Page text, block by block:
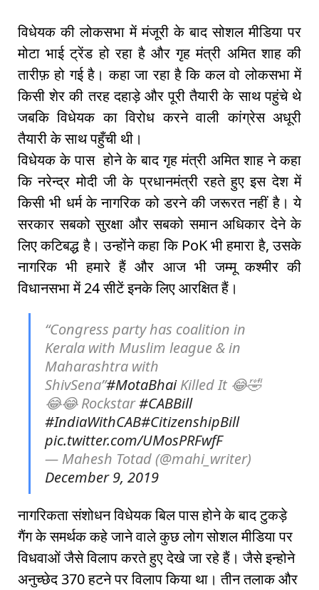
विधेयक की लोकसभा में मंजूरी के बाद सोशल मीडिया पर
मोटा भाई ट्रेंड हो रहा है और गृह मंत्री अमित शाह की
तारीफ़ हो गई है। कहा जा रहा है कि कल वो लोकसभा में
किसी शेर की तरह दहाड़े और पूरी तैयारी के साथ पहुंचे थे
जबकि विधेयक का विरोध करने वाली कांग्रेस अधूरी
तैयारी के साथ पहुँची थी।
विधेयक के पास होने के बाद गृह मंत्री अमित शाह ने कहा
कि नरेन्द्र मोदी जी के प्रधानमंत्री रहते हुए इस देश में
किसी भी धर्म के नागरिक को डरने की जरूरत नहीं है। ये
सरकार सबको सुरक्षा और सबको समान अधिकार देने के
लिए कटिबद्ध है। उन्होंने कहा कि PoK भी हमारा है, उसके
नागरिक भी हमारे हैं और आज भी जम्मू कश्मीर की
विधानसभा में 24 सीटें इनके लिए आरक्षित हैं।
“Congress party has coalition in
Kerala with Muslim league & in
Maharashtra with
ShivSena”#MotaBhaiKilled It 😂🤣
😂😂 Rockstar#CABBill
#IndiaWithCAB#CitizenshipBill
pic.twitter.com/UMosPRFwfF
— Mahesh Totad (@mahi_writer)
December 9, 2019
नागरिकता संशोधन विधेयक बिल पास होने के बाद टुकड़े
गैंग के समर्थक कहे जाने वाले कुछ लोग सोशल मीडिया पर
विधवाओं जैसे विलाप करते हुए देखे जा रहे हैं। जैसे इन्होने
अनुच्छेद 370 हटने पर विलाप किया था। तीन तलाक और